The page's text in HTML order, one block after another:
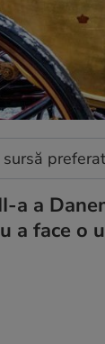
a a
a face o